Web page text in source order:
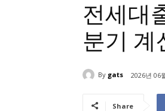
전세대
분기 계
By gats 2026년 06
Share